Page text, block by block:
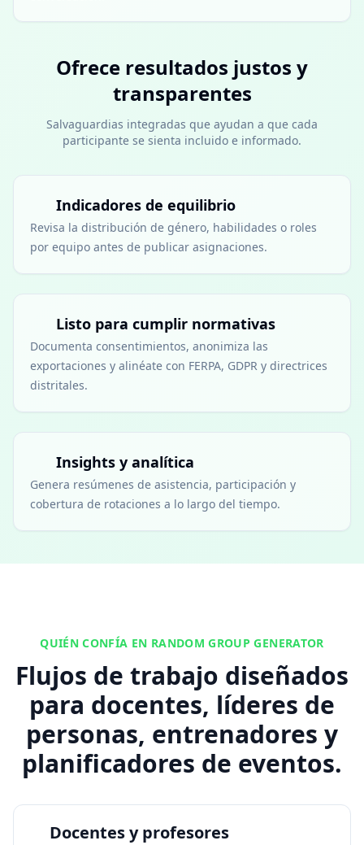
Ofrece resultados justos y
transparentes
Salvaguardias integradas que ayudan a que cada
participante se sienta incluido e informado.
Indicadores de equilibrio
Revisa la distribución de género, habilidades o roles
por equipo antes de publicar asignaciones.
Listo para cumplir normativas
Documenta consentimientos, anonimiza las
exportaciones y alinéate con FERPA, GDPR y directrices
distritales.
Insights y analítica
Genera resúmenes de asistencia, participación y
cobertura de rotaciones a lo largo del tiempo.
QUIÉN CONFÍA EN RANDOM GROUP GENERATOR
Flujos de trabajo diseñados
para docentes, líderes de
personas, entrenadores y
planificadores de eventos.
Docentes y profesores